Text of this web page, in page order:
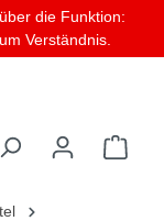
die Funktion:
Verständnis.